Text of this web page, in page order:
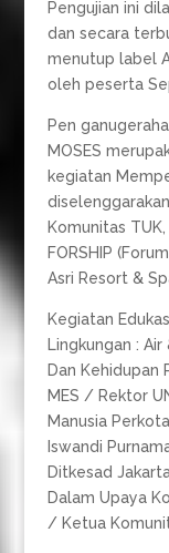
Pengujian ini
dan secara
menutup label
oleh peserta
Pen
MOSES
kegiatan
Komunitas
FORSHIP
Asri Resort &
Kegiatan
Lingkungan :
Dan Kehidupan
MES / Rektor
Manusia
Iswandi
Ditkesad
Dalam Upaya
/ Ketua